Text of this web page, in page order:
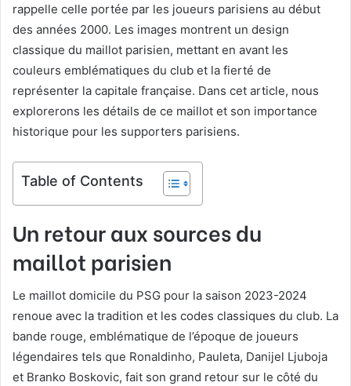
rappelle celle portée par les joueurs parisiens au début
des années 2000. Les images montrent un design
classique du maillot parisien, mettant en avant les
couleurs emblématiques du club et la fierté de
représenter la capitale française. Dans cet article, nous
explorerons les détails de ce maillot et son importance
historique pour les supporters parisiens.
Table of Contents
Un retour aux sources du
maillot parisien
Le maillot domicile du PSG pour la saison 2023-2024
renoue avec la tradition et les codes classiques du club. La
bande rouge, emblématique de l’époque de joueurs
légendaires tels que Ronaldinho, Pauleta, Danijel Ljuboja
et Branko Boskovic, fait son grand retour sur le côté du